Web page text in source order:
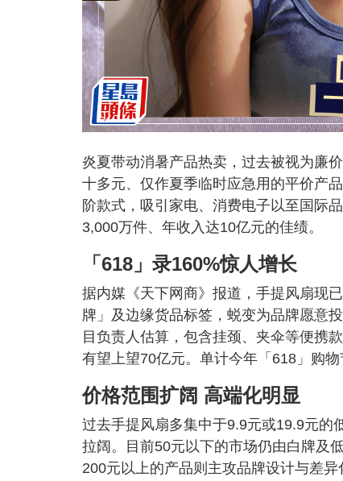
炎夏带动消暑产品热卖，过去被视为廉
十多元、仅作夏季临时应急用的平价产
阶款式，吸引家电、消费电子以至国际
3,000万件、年收入达10亿元的佳绩。
「618」录160%惊人增长
据内媒《天下网商》报道，手提风扇现
牌」及边缘货品标签，蜕变为品牌愿意
目负责人估算，包含挂颈、夹伞等便携
有望上望70亿元。单计今年「618」购
价格范围扩阔 高端化明显
过去手提风扇多集中于9.9元或19.9元的
拉阔。目前50元以下的市场仍由白牌及
200元以上的产品则主攻品牌设计与差